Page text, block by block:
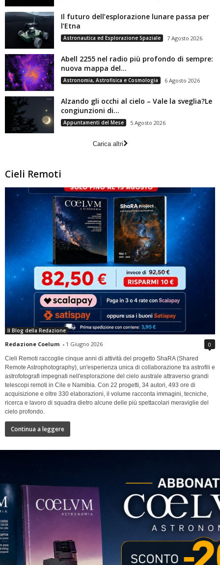
Il futuro dell’esplorazione lunare passa per
l’Etna
Astronautica ed Esplorazione Spaziale 7 Agosto 2026
Abell 2255 nel radio più profondo di sempre:
nuova mappa del...
Astronomia, Astrofisica e Cosmologia 6 Agosto 2026
Alzando gli occhi al cielo – Vale la sveglia?Le
congiunzioni di...
Appuntamenti del Mese 5 Agosto 2026
Carica altri
Cieli Remoti
Il Blog della Redazione
Redazione Coelum - 1 Giugno 2026 0
Cieli Remoti raccoglie cinque anni di attività del progetto ShaRA (Shared
Remote Astrophotography), un'esperienza unica di collaborazione tra astrofili e
astrofotografi impegnati nell'esplorazione del cielo australe attraverso grandi
telescopi remoti in Cile e Namibia. Con 22 progetti, 34 autori, 493 ore di
acquisizione e oltre 330 elaborazioni, il volume racconta immagini, tecniche,
ricerca e lavoro di squadra dietro alcune delle più spettacolari meraviglie del
cielo profondo.
Continua a leggere